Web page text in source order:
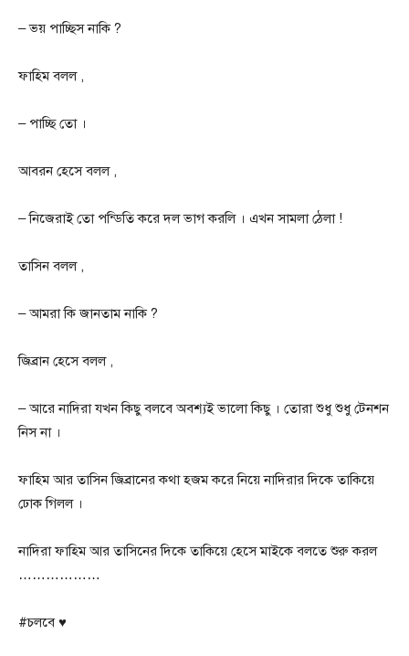
– ভয় পাচ্ছিস নাকি ?
ফাহিম বলল ,
– পাচ্ছি তো ।
আবরন হেসে বলল ,
– নিজেরাই তো পন্ডিতি করে দল ভাগ করলি । এখন সামলা ঠেলা !
তাসিন বলল ,
– আমরা কি জানতাম নাকি ?
জিব্রান হেসে বলল ,
– আরে নাদিরা যখন কিছু বলবে অবশ্যই ভালো কিছু । তোরা শুধু শুধু টেনশন
নিস না ।
ফাহিম আর তাসিন জিব্রানের কথা হজম করে নিয়ে নাদিরার দিকে তাকিয়ে
ঢোক গিলল ।
নাদিরা ফাহিম আর তাসিনের দিকে তাকিয়ে হেসে মাইকে বলতে শুরু করল
………………
#চলবে ♥️